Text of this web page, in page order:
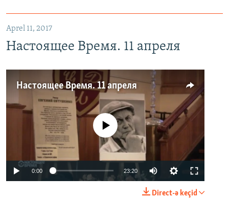
Aprel 11, 2017
Настоящее Время. 11 апреля
Настоящее Время. 11 апреля
No media source currently available
0:00 23:20
Direct-ə keçid